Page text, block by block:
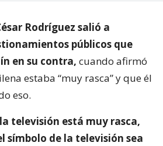
Rodríguez salió a
públicos que
en su contra, cuando afirmó
estaba “muy rasca” y que él
eso.
televisión está muy rasca,
símbolo de la televisión sea